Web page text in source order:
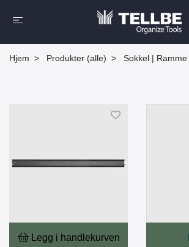
Hjem Produkter (alle) Sokkel | Ramme
Legg i handlekurven